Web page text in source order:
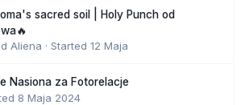
sacred soil | Holy Punch od
Aliena · Started 12 Maja
Nasiona za Fotorelacje
8 Maja 2024